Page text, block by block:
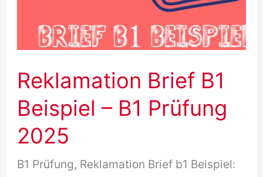
Reklamation Brief B1
Beispiel – B1 Prüfung
2025
B1 Prüfung, Reklamation Brief b1 Beispiel: